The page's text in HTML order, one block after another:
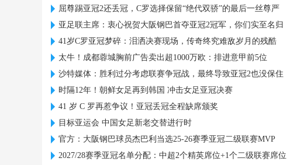
屈尊踢亚冠2还丢冠，C罗选择保留“绝代双骄”的最后一丝尊严
亚足联主席：衷心祝贺大阪钢巴首夺亚冠2冠军，你们实至名归
41岁C罗亚冠梦碎：泪洒决赛现场，传奇终究难敌岁月的残酷
太牛！成都蓉城胸前广告卖出超1000万欧：排进意甲前5位
沙特媒体：胜利过分考虑联赛争冠战，最终导致亚冠2也没保住
时隔12年！朝鲜女足再到韩国 冲击女足亚冠决赛
41 岁 C 罗再惹争议！亚冠丢冠全程缺席颁奖
目标亚运会 中国女足新老交替进行时
官方：大阪钢巴球员杰巴利当选25-26赛季亚冠二级联赛MVP
2027/28赛季亚冠名单分配：中超2个精英席位+1个二级联赛席位